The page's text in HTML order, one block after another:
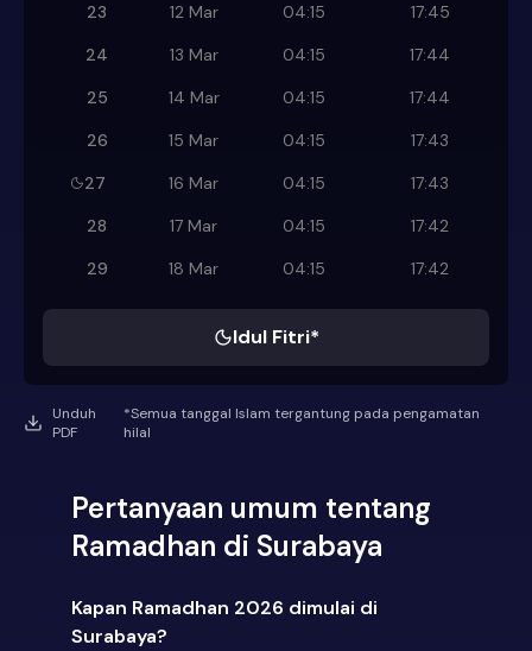
23
12 Mar 04:15
17:45
24
13 Mar 04:15
17:44
25
14 Mar 04:15
17:44
26
15 Mar 04:15
17:43
27
16 Mar 04:15
17:43
28
17 Mar 04:15
17:42
29
18 Mar 04:15 17:42
Idul Fitri*
Unduh
PDF
*Semua tanggal Islam tergantung pada pengamatan
hilal
Pertanyaan umum tentang
Ramadhan di Surabaya
Kapan Ramadhan 2026 dimulai di
Surabaya?